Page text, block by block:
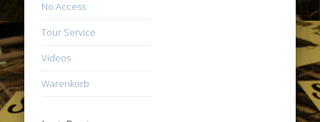
No Access
Tour Service
Videos
Warenkorb